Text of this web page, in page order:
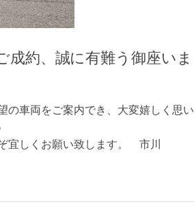
約、誠に有難う御座いま
の車両をご案内でき、大変嬉しく思い
宜しくお願い致します。 市川